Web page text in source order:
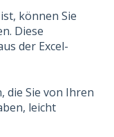
können Sie
Diese
der Excel-
die Sie von Ihren
leicht